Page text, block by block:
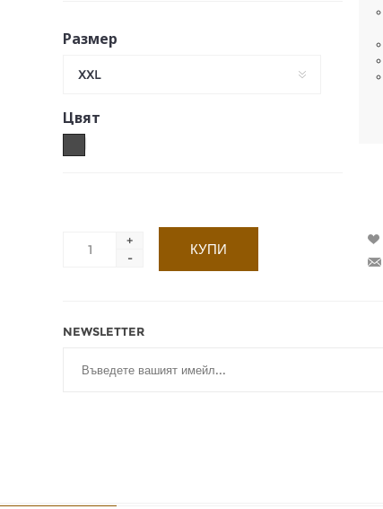
Размер
XXL
Цвят
+
-
NEWSLETTER